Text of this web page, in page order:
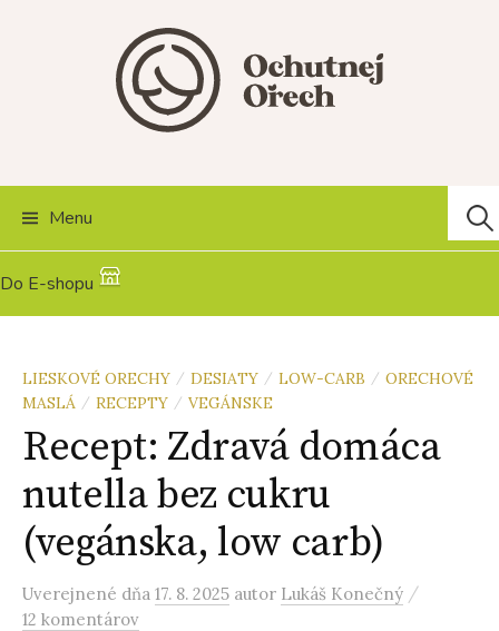
Menu
Do E-shopu
LIESKOVÉ ORECHY / DESIATY / LOW-CARB / ORECHOVÉ
MASLÁ / RECEPTY / VEGÁNSKE
Recept: Zdravá domáca
nutella bez cukru
(vegánska, low carb)
Uverejnené dňa 17. 8. 2025 autor Lukáš Konečný /
12 komentárov